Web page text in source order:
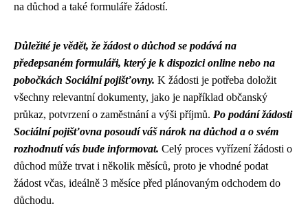
na důchod a také formuláře žádostí.
Důležité je vědět, že žádost o důchod se podává na
předepsaném formuláři, který je k dispozici online nebo na
pobočkách Sociální pojišťovny. K žádosti je potřeba doložit
všechny relevantní dokumenty, jako je například občanský
průkaz, potvrzení o zaměstnání a výši příjmů. Po podání žádosti
Sociální pojišťovna posoudí váš nárok na důchod a o svém
rozhodnutí vás bude informovat. Celý proces vyřízení žádosti o
důchod může trvat i několik měsíců, proto je vhodné podat
žádost včas, ideálně 3 měsíce před plánovaným odchodem do
důchodu.